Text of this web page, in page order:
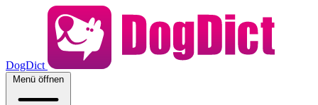
DogDict
Menü öffnen